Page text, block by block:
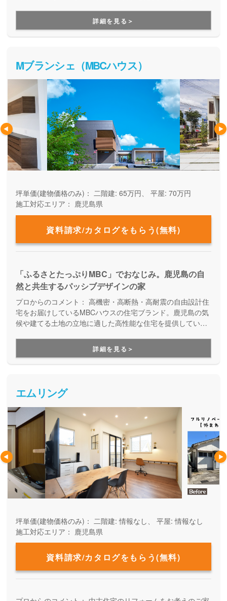
み続けられることを大切にしており、住み始めてからの快適
性や耐久性、アフターサポートも重視した家づくりです。
詳細を見る＞
Mブランシェ（MBCハウス）
坪単価(建物価格のみ)： 二階建: 65万円、 平屋: 70万円
施工対応エリア： 鹿児島県
資料請求/カタログをもらう(無料)
「ふるさとたっぷりMBC」でおなじみ。鹿児島の自
然と共生するパッシブデザインの家
プロからのコメント： 高機密・高断熱・高耐震の自由設計住
宅をお届けしているMBCハウスの住宅ブランド。鹿児島の気
候や建てる土地の立地に適した高性能な住宅を提供していま
くりを手掛けてきたMBCハウスが手がける住宅だから、性能
もアフターサポートも安心です。
詳細を見る＞
エムリング
坪単価(建物価格のみ)： 二階建: 情報なし、 平屋: 情報なし
施工対応エリア： 鹿児島県
資料請求/カタログをもらう(無料)